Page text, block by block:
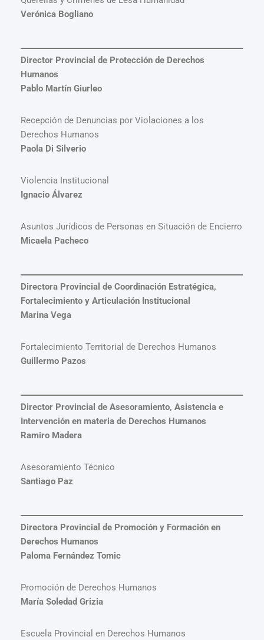
Verónica Bogliano
Director Provincial de Protección de Derechos
Humanos
Pablo Martín Giurleo
Recepción de Denuncias por Violaciones a los
Derechos Humanos
Paola Di Silverio
Violencia Institucional
Ignacio Álvarez
Asuntos Jurídicos de Personas en Situación de Encierro
Micaela Pacheco
Directora Provincial de Coordinación Estratégica,
Fortalecimiento y Articulación Institucional
Marina Vega
Fortalecimiento Territorial de Derechos Humanos
Guillermo Pazos
Director Provincial de Asesoramiento, Asistencia e
Intervención en materia de Derechos Humanos
Ramiro Madera
Asesoramiento Técnico
Santiago Paz
Directora Provincial de Promoción y Formación en
Derechos Humanos
Paloma Fernández Tomic
Promoción de Derechos Humanos
María Soledad Grizia
Escuela Provincial en Derechos Humanos